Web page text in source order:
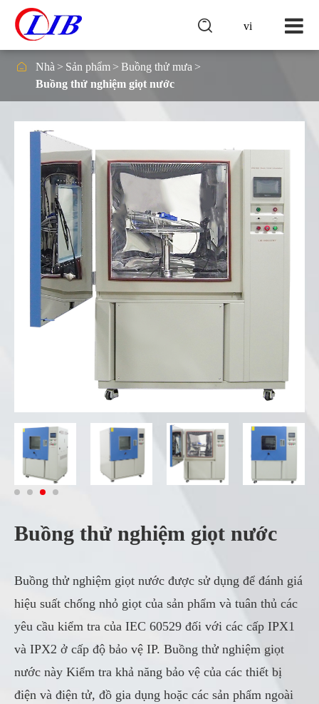
vi

 Nhà Sản phẩm
Buồng thử mưa
Buồng thử nghiệm giọt nước
Buồng thử nghiệm giọt nước
Buồng thử nghiệm giọt nước được sử dụng để đánh giá
hiệu suất chống nhỏ giọt của sản phẩm và tuân thủ các
yêu cầu kiểm tra của IEC 60529 đối với các cấp IPX1
và IPX2 ở cấp độ bảo vệ IP. Buồng thử nghiệm giọt
nước này Kiểm tra khả năng bảo vệ của các thiết bị
điện và điện tử, đồ gia dụng hoặc các sản phẩm ngoài